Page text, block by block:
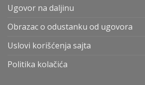
Ugovor na daljinu
Obrazac o odustanku od ugovora
Uslovi korišćenja sajta
Politika kolačića